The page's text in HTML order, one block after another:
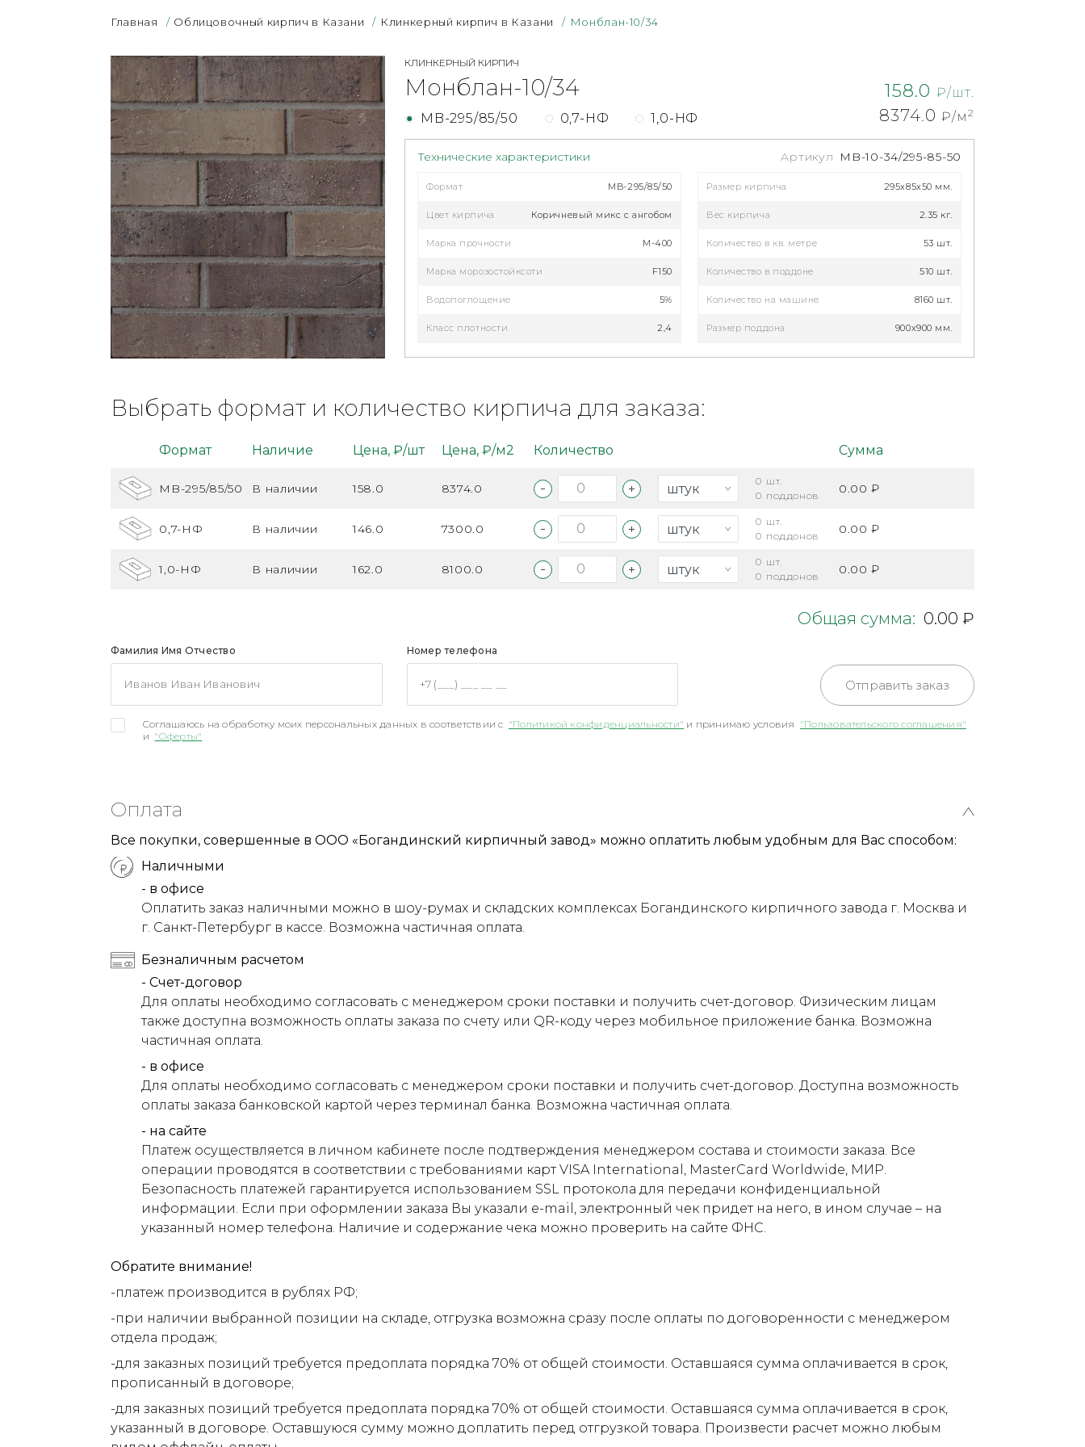
Главная / Облицовочный кирпич в Казани / Клинкерный кирпич в Казани / Монблан-10/34
КЛИНКЕРНЫЙ КИРПИЧ
Монблан-10/34 158.0 ₽/шт.
8374.0 ₽/м 2
MB-295/85/50 0,7-НФ 1,0-НФ
Технические характеристики Артикул MB-10-34/295-85-50
Формат MB-295/85/50
Цвет кирпича Коричневый микс с ангобом
Марка прочности М-400
Марка морозостойксоти F150
Водопоглощение 5%
Класс плотности 2,4
Размер кирпича 295x85x50 мм.
Вес кирпича 2.35 кг.
Количество в кв. метре 53 шт.
Количество в поддоне 510 шт.
Количество на машине 8160 шт.
Размер поддона 900x900 мм.
Выбрать формат и количество кирпича для заказа:
Формат Наличие Цена, ₽/шт Цена, ₽/м2 Количество Сумма
MB-295/85/50 В наличии 158.0 8374.0 0 шт.
0 поддонов 0.00 ₽
0,7-НФ В наличии 146.0 7300.0 0 шт.
0 поддонов 0.00 ₽
1,0-НФ В наличии 162.0 8100.0 0 шт.
0 поддонов 0.00 ₽
Общая сумма: 0.00 ₽
Фамилия Имя Отчество Номер телефона
Отправить заказ
Соглашаюсь на обработку моих персональных данных в соответствии с "Политикой конфиденциальности" и принимаю условия "Пользовательского соглашения"
и "Оферты"
Оплата
Все покупки, совершенные в ООО «Богандинский кирпичный завод» можно оплатить любым удобным для Вас способом:
Наличными
- в офисе
Оплатить заказ наличными можно в шоу-румах и складских комплексах Богандинского кирпичного завода г. Москва и
г. Санкт-Петербург в кассе. Возможна частичная оплата.
Безналичным расчетом
- Счет-договор
Для оплаты необходимо согласовать с менеджером сроки поставки и получить счет-договор. Физическим лицам
также доступна возможность оплаты заказа по счету или QR-коду через мобильное приложение банка. Возможна
частичная оплата.
- в офисе
Для оплаты необходимо согласовать с менеджером сроки поставки и получить счет-договор. Доступна возможность
оплаты заказа банковской картой через терминал банка. Возможна частичная оплата.
- на сайте
Платеж осуществляется в личном кабинете после подтверждения менеджером состава и стоимости заказа. Все
операции проводятся в соответствии с требованиями карт VISA International, MasterCard Worldwide, МИР.
Безопасность платежей гарантируется использованием SSL протокола для передачи конфиденциальной
информации. Если при оформлении заказа Вы указали e-mail, электронный чек придет на него, в ином случае – на
указанный номер телефона. Наличие и содержание чека можно проверить на сайте ФНС.
Обратите внимание!
-платеж производится в рублях РФ;
-при наличии выбранной позиции на складе, отгрузка возможна сразу после оплаты по договоренности с менеджером
отдела продаж;
-для заказных позиций требуется предоплата порядка 70% от общей стоимости. Оставшаяся сумма оплачивается в срок,
прописанный в договоре;
-для заказных позиций требуется предоплата порядка 70% от общей стоимости. Оставшаяся сумма оплачивается в срок,
указанный в договоре. Оставшуюся сумму можно доплатить перед отгрузкой товара. Произвести расчет можно любым